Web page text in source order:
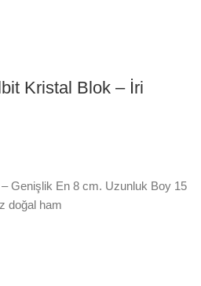
Kristal Blok – İri
Genişlik En 8 cm. Uzunluk Boy 15
doğal ham